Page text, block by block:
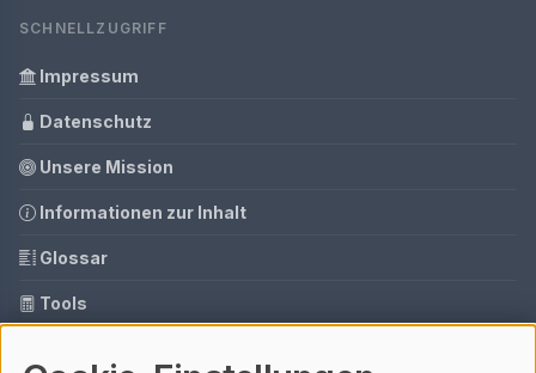
SCHNELLZUGRIFF
Impressum
Datenschutz
Unsere Mission
Informationen zur Inhalt
Glossar
Tools